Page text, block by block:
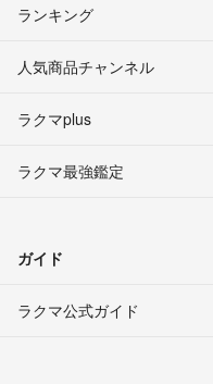
ランキング
人気商品チャンネル
ラクマplus
ラクマ最強鑑定
ガイド
ラクマ公式ガイド